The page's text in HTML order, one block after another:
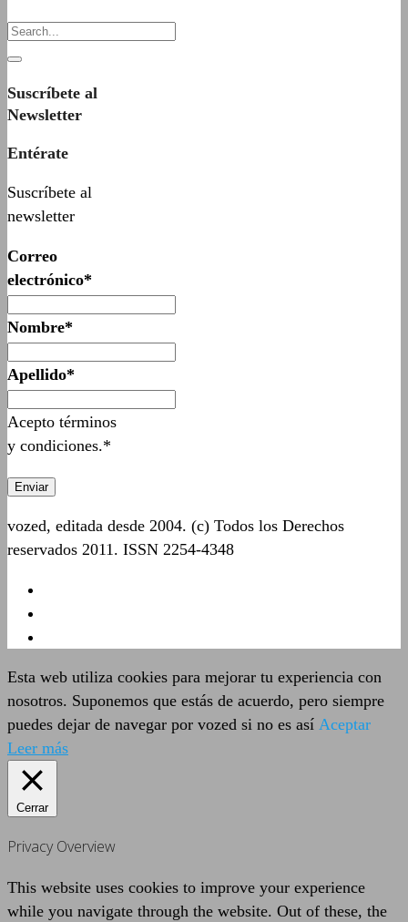
Suscríbete al
Newsletter
Entérate
Suscríbete al
newsletter
Correo
electrónico*
Nombre*
Apellido*
Acepto términos
y condiciones.*
vozed, editada desde 2004. (c) Todos los Derechos
reservados 2011. ISSN 2254-4348
Esta web utiliza cookies para mejorar tu experiencia con
nosotros. Suponemos que estás de acuerdo, pero siempre
puedes dejar de navegar por vozed si no es así Aceptar
Leer más
Cerrar
Privacy Overview
This website uses cookies to improve your experience
while you navigate through the website. Out of these, the